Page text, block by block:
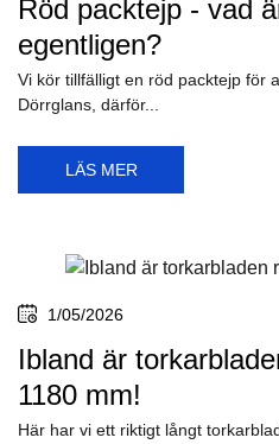
Röd packtejp - vad
egentligen?
Vi kör tillfälligt en röd packtejp för
Dörrglans, därför...
LÄS MER
1/05/2026
Ibland är
1180 mm!
Här har vi ett riktigt långt